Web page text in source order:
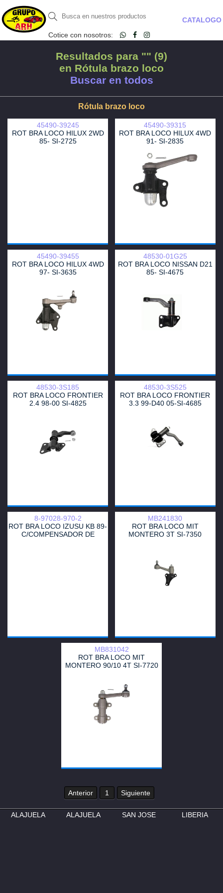
Cotice con nosotros:
CATALOGO
Resultados para "" (9)
en Rótula brazo loco
Buscar en todos
Rótula brazo loco
45490-39245
ROT BRA LOCO HILUX 2WD
85- SI-2725
45490-39315
ROT BRA LOCO HILUX 4WD
91- SI-2835
45490-39455
ROT BRA LOCO HILUX 4WD
97- SI-3635
48530-01G25
ROT BRA LOCO NISSAN D21
85- SI-4675
48530-3S185
ROT BRA LOCO FRONTIER
2.4 98-00 SI-4825
48530-3S525
ROT BRA LOCO FRONTIER
3.3 99-D40 05-SI-4685
8-97028-970-2
ROT BRA LOCO IZUSU KB 89-
C/COMPENSADOR DE
MB241830
ROT BRA LOCO MIT
MONTERO 3T SI-7350
MB831042
ROT BRA LOCO MIT
MONTERO 90/10 4T SI-7720
Anterior 1 Siguiente
ALAJUELA ALAJUELA SAN JOSE LIBERIA